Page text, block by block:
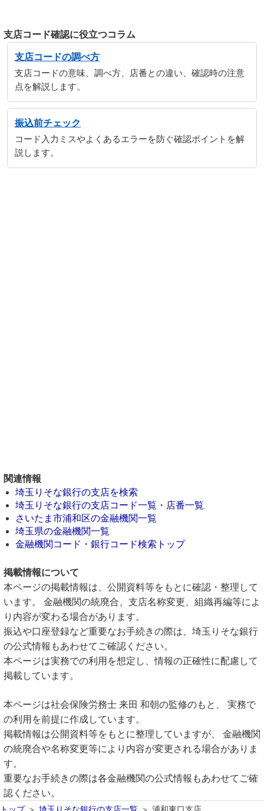
支店コード確認に役立つコラム
支店コードの調べ方
支店コードの意味、調べ方、店番との違い、確認時の注意
点を解説します。
振込前チェック
コード入力ミスやよくあるエラーを防ぐ確認ポイントを解
説します。
関連情報
埼玉りそな銀行の支店を検索
埼玉りそな銀行の支店コード一覧・店番一覧
さいたま市浦和区の金融機関一覧
埼玉県の金融機関一覧
金融機関コード・銀行コード検索トップ
掲載情報について
本ページの掲載情報は、公開資料等をもとに確認・整理して
います。 金融機関の統廃合、支店名称変更、組織再編等によ
り内容が変わる場合があります。
振込や口座登録など重要なお手続きの際は、埼玉りそな銀行
の公式情報もあわせてご確認ください。
本ページは実務での利用を想定し、情報の正確性に配慮して
掲載しています。
本ページは社会保険労務士 来田 和朝の監修のもと、 実務で
の利用を前提に作成しています。
掲載情報は公開資料等をもとに整理していますが、 金融機関
の統廃合や名称変更等により内容が変更される場合がありま
す。
重要なお手続きの際は各金融機関の公式情報もあわせてご確
認ください。